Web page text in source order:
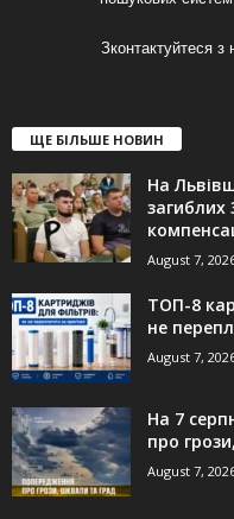
Зконтактуйтеся з
ЩЕ БІЛЬШЕ НОВИН
На
загиблих
August 7,
ТОП-8
не
August 7,
На 7
про
August 7,